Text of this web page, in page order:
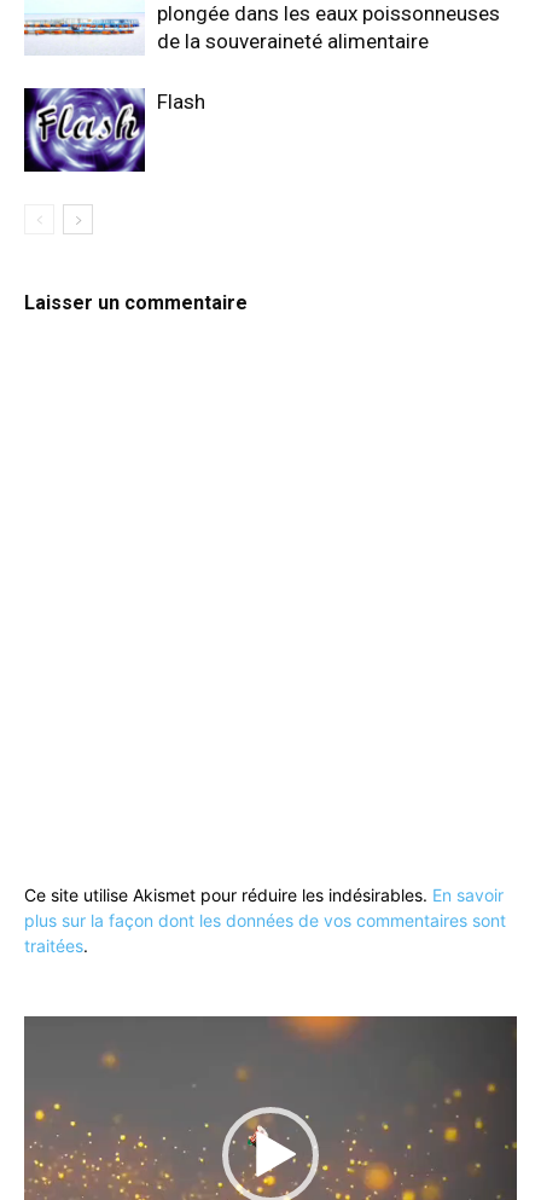
plongée dans les eaux poissonneuses
de la souveraineté alimentaire
Flash
Laisser un commentaire
Ce site utilise Akismet pour réduire les indésirables. En savoir
plus sur la façon dont les données de vos commentaires sont
traitées.